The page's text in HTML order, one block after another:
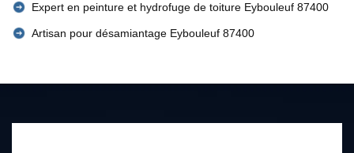
Expert en peinture et hydrofuge de toiture Eybouleuf 87400
Artisan pour désamiantage Eybouleuf 87400